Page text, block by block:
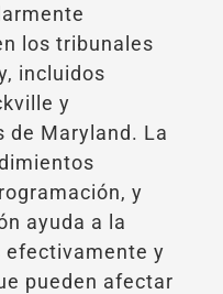
los tribunales
incluidos
y
de Maryland. La
y
ayuda a la
efectivamente y
pueden afectar